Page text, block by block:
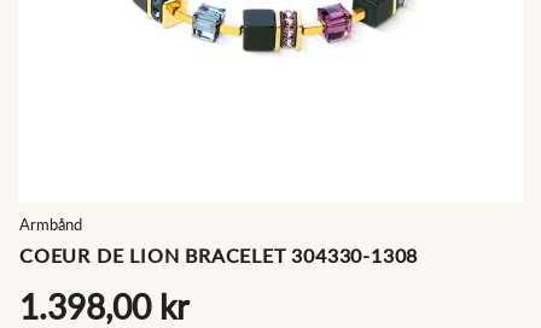
Armbånd
COEUR DE LION BRACELET 304330-1308
1.398,00 kr